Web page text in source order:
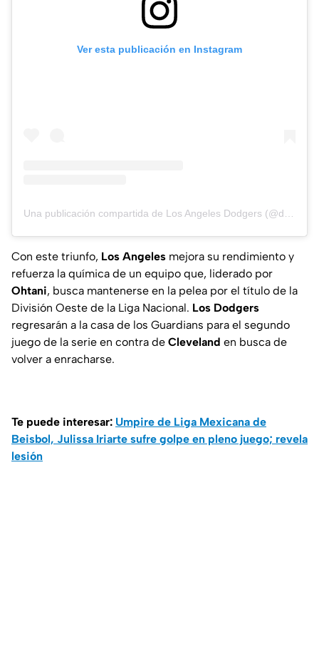
Ver esta publicación en Instagram
Con este triunfo, Los Angeles mejora su rendimiento y
refuerza la química de un equipo que, liderado por
Ohtani, busca mantenerse en la pelea por el título de la
División Oeste de la Liga Nacional. Los Dodgers
regresarán a la casa de los Guardians para el segundo
juego de la serie en contra de Cleveland en busca de
volver a enracharse.
Te puede interesar: Umpire de Liga Mexicana de
Beisbol, Julissa Iriarte sufre golpe en pleno juego; revela
lesión